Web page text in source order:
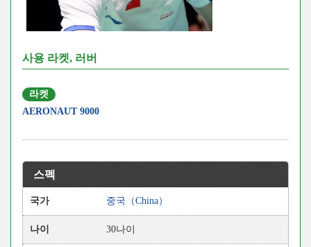
사용 라켓, 러버
라켓
AERONAUT 9000
스펙
국가 중국（China）
나이 30나이